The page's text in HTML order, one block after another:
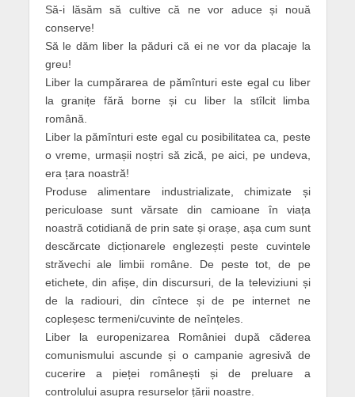
Să-i lăsăm să cultive că ne vor aduce și nouă
conserve!
Să le dăm liber la păduri că ei ne vor da placaje la
greu!
Liber la cumpărarea de pămînturi este egal cu liber
la granițe fără borne și cu liber la stîlcit limba
română.
Liber la pămînturi este egal cu posibilitatea ca, peste
o vreme, urmașii noștri să zică, pe aici, pe undeva,
era țara noastră!
Produse alimentare industrializate, chimizate și
periculoase sunt vărsate din camioane în viața
noastră cotidiană de prin sate și orașe, așa cum sunt
descărcate dicționarele englezești peste cuvintele
străvechi ale limbii române. De peste tot, de pe
etichete, din afișe, din discursuri, de la televiziuni și
de la radiouri, din cîntece și de pe internet ne
copleșesc termeni/cuvinte de neînțeles.
Liber la europenizarea României după căderea
comunismului ascunde și o campanie agresivă de
cucerire a pieței românești și de preluare a
controlului asupra resurselor țării noastre.